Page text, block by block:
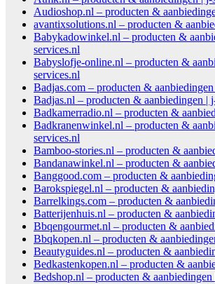
Audioshop.nl – producten &
avantixsolutions.nl – producten &
Babykadowinkel.nl – producten &
services.nl
Babyslofje-online.nl – producten &
services.nl
Badjas.com – producten &
Badjas.nl – producten & aanbiedingen |
Badkamerradio.nl – producten &
Badkranenwinkel.nl – producten &
services.nl
Bamboo-stories.nl – producten &
Bandanawinkel.nl – producten &
Banggood.com – producten &
Barokspiegel.nl – producten &
Barrelkings.com – producten &
Batterijenhuis.nl – producten &
Bbqengourmet.nl – producten &
Bbqkopen.nl – producten &
Beautyguides.nl – producten &
Bedkastenkopen.nl – producten &
Bedshop.nl – producten & aanbiedingen